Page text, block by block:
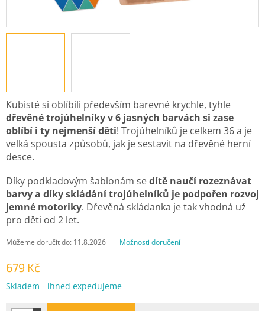
679 Kč
Měrná
Skladem - ihned expedujeme
Můžeme doručit do: 11.8.2026 Možnosti doručení
Kubisté si oblíbili především barevné krychle, tyhle
dřevěné trojúhelníky v 6 jasných barvách si zase
oblíbí i ty nejmenší děti! Trojúhelníků je celkem 36 a je
velká spousta způsobů, jak je sestavit na dřevěné herní
desce.
Díky podkladovým šablonám sedítě naučí rozeznávat
barvy a díky skládání trojúhelníků je podpořen rozvoj
jemné motoriky. Dřevěná skládanka je tak vhodná už
pro děti od 2 let.